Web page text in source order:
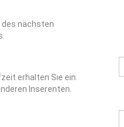
des nächsten
erhalten Sie ein
Inserenten.